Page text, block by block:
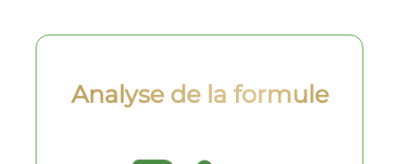
Analyse de la formule